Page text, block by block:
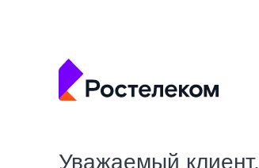
Уважаемый